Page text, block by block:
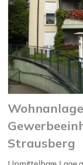
Strausberg